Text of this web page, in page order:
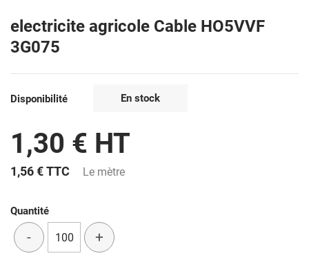
electricite agricole Cable HO5VVF
3G075
Disponibilité En stock
1,30 € HT
1,56 €TTC Le mètre
Quantité
- +